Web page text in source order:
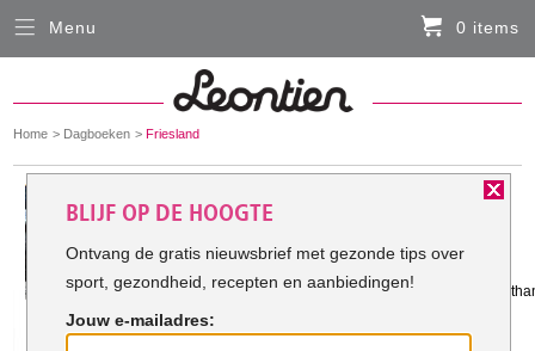
You
here:
Home Dagboeken Friesland
Gestart met mijn doel: 1-1-2013
I may not be there yet, but I’m closer
Menu 0 items
Sluiten
HARDLOOPKLEDING
FIETSKLEDING
SERVICE
Inloggen
BLIJF OP DE HOOGTE
Ontvang de gratis nieuwsbrief met gezonde tips over
sport, gezondheid, recepten en aanbiedingen!
Jouw e-mailadres: